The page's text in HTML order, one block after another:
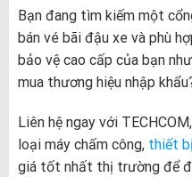
Bạn đang tìm kiếm một
bán vé bãi đậu xe và phù
bảo vệ cao cấp của bạn
mua thương hiệu nhập
Liên hệ ngay với
loại máy chấm công, thiết
giá tốt nhất thị trường để